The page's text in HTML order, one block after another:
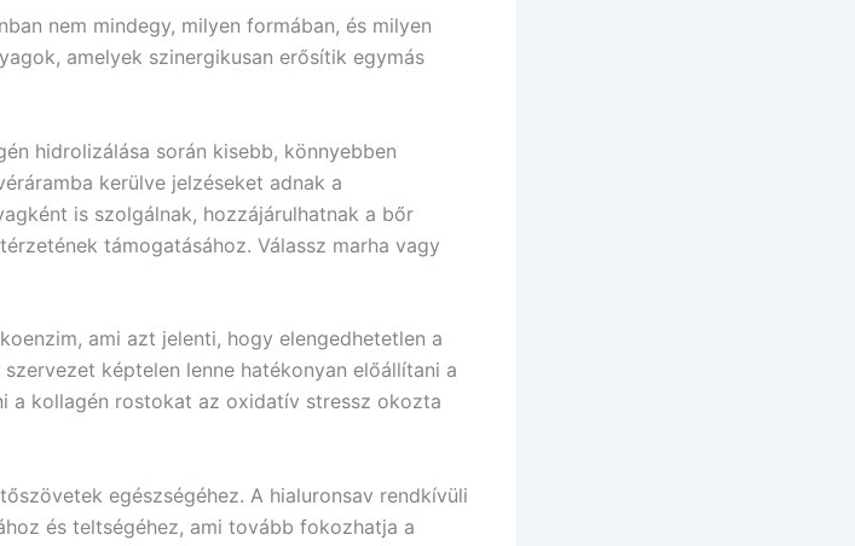
nem mindegy, milyen formában, és milyen
amelyek szinergikusan erősítik egymás
hidrolizálása során kisebb, könnyebben
kerülve jelzéseket adnak a
is szolgálnak, hozzájárulhatnak a bőr
támogatásához. Válassz marha vagy
ami azt jelenti, hogy elengedhetetlen a
képtelen lenne hatékonyan előállítani a
a kollagén rostokat az oxidatív stressz okozta
egészségéhez. A hialuronsav rendkívüli
és teltségéhez, ami tovább fokozhatja a